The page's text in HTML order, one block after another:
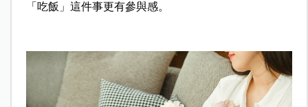
「吃飯」這件事更有參與感。